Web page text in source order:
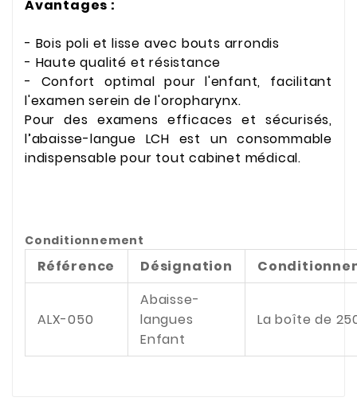
Avantages :
- Bois poli et lisse avec bouts arrondis
- Haute qualité et résistance
- Confort optimal pour l'enfant, facilitant
l'examen serein de l'oropharynx.
Pour des examens efficaces et sécurisés,
l’abaisse-langue LCH est un consommable
indispensable pour tout cabinet médical.
Conditionnement
Référence Désignation
ALX-050
Abaisse-
langues
Enfant
La boîte de